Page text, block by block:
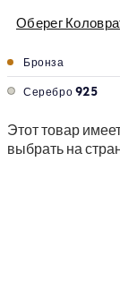
Оберег
Бронза
Серебро 925
Этот товар
выбрать на